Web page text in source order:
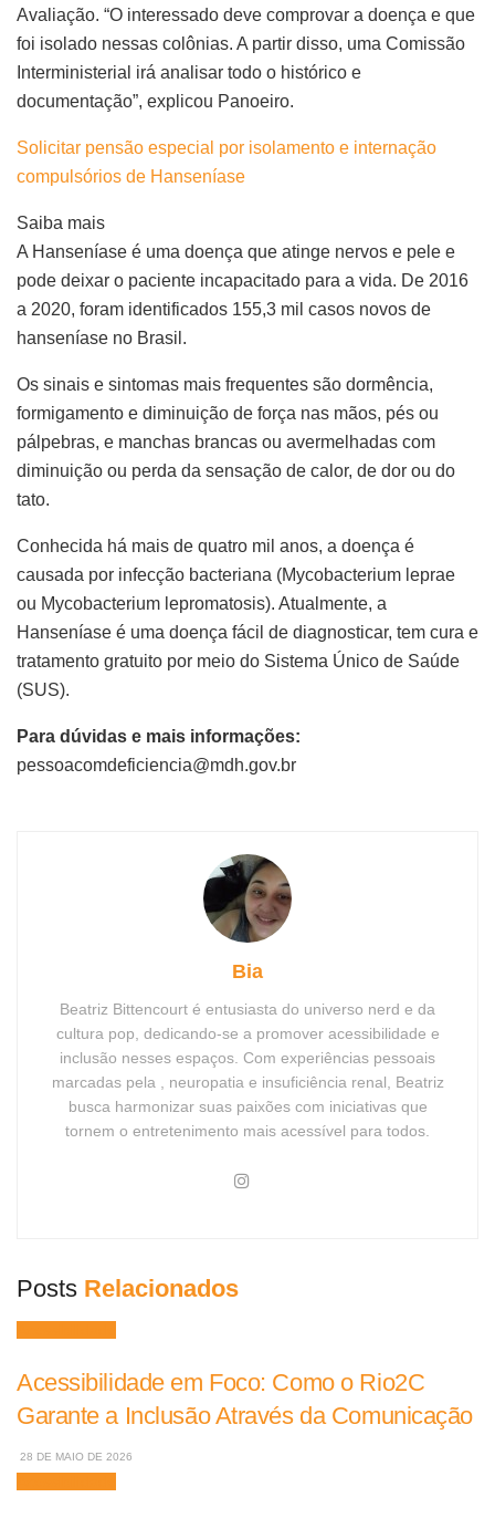
Avaliação. “O interessado deve comprovar a doença e que
foi isolado nessas colônias. A partir disso, uma Comissão
Interministerial irá analisar todo o histórico e
documentação”, explicou Panoeiro.
Solicitar pensão especial por isolamento e internação
compulsórios de Hanseníase
Saiba mais
A Hanseníase é uma doença que atinge nervos e pele e
pode deixar o paciente incapacitado para a vida. De 2016
a 2020, foram identificados 155,3 mil casos novos de
hanseníase no Brasil.
Os sinais e sintomas mais frequentes são dormência,
formigamento e diminuição de força nas mãos, pés ou
pálpebras, e manchas brancas ou avermelhadas com
diminuição ou perda da sensação de calor, de dor ou do
tato.
Conhecida há mais de quatro mil anos, a doença é
causada por infecção bacteriana (Mycobacterium leprae
ou Mycobacterium lepromatosis). Atualmente, a
Hanseníase é uma doença fácil de diagnosticar, tem cura e
tratamento gratuito por meio do Sistema Único de Saúde
(SUS).
Para dúvidas e mais informações:
pessoacomdeficiencia@mdh.gov.br
Bia
Beatriz Bittencourt é entusiasta do universo nerd e da
cultura pop, dedicando-se a promover acessibilidade e
inclusão nesses espaços. Com experiências pessoais
marcadas pela , neuropatia e insuficiência renal, Beatriz
busca harmonizar suas paixões com iniciativas que
tornem o entretenimento mais acessível para todos.
Posts Relacionados
Acessibilidade em Foco: Como o Rio2C
Garante a Inclusão Através da Comunicação
28 DE MAIO DE 2026